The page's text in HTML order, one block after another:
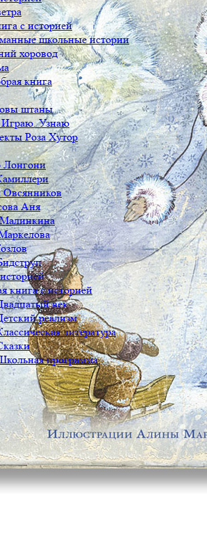
с историей
школьные истории
хоровод
книга
штаны
Узнаю
Роза Хутор
Аня
книга с историей
век
реализм
литература
программа